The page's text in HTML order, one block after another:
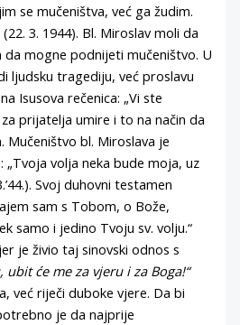
se mučeništva, već ga žudim.
3. 1944). Bl. Miroslav moli da
mogne podnijeti mučeništvo. U
ljudsku tragediju, već proslavu
Isusova rečenica: „Vi ste
prijatelja umire i to na način da
Mučeništvo bl. Miroslava je
„Tvoja volja neka bude moja, uz
Svoj duhovni testamen
sam s Tobom, o Bože,
samo i jedino Tvoju sv. volju.“
je živio taj sinovski odnos s
ubit će me za vjeru i za Boga!“
već riječi duboke vjere. Da bi
je da najprije